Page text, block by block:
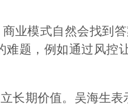
模式自然会找到答
难题，例如通过风控
长期价值。吴海生表